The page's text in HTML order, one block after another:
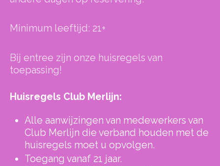
Minimum leeftijd: 21+
Bij entree zijn onze huisregels van
toepassing!
Huisregels Club Merlijn:
Alle aanwijzingen van medewerkers van
Club Merlijn die verband houden met de
huisregels moet u opvolgen.
Toegang vanaf 21 jaar.